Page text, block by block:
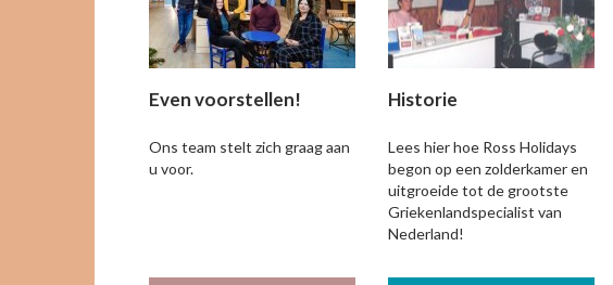
Even voorstellen!
Ons team stelt zich graag aan
u voor.
Historie
Lees hier hoe Ross Holidays
begon op een zolderkamer en
uitgroeide tot de grootste
Griekenlandspecialist van
Nederland!